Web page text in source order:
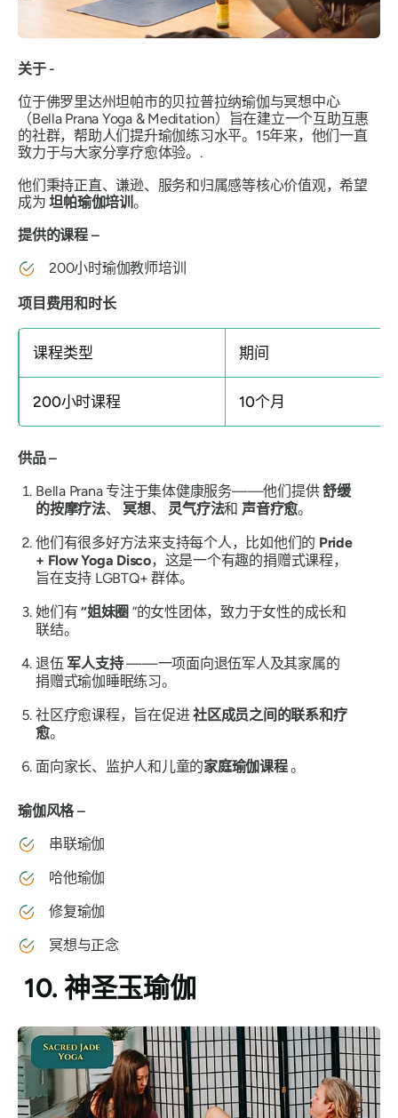
关于 -
位于佛罗里达州坦帕市的贝拉普拉纳瑜伽与冥想中心
（Bella Prana Yoga & Meditation）旨在建立一个互助互惠
的社群，帮助人们提升瑜伽练习水平。15年来，他们一直
致力于与大家分享疗愈体验。.
他们秉持正直、谦逊、服务和归属感等核心价值观，希望
成为坦帕瑜伽培训 。
提供的课程 –
200小时瑜伽教师培训
项目费用和时长
课程类型 期间
200小时课程 10个月
供品 –
Bella Prana 专注于集体健康服务——他们提供舒缓
的按摩疗法、 冥想、 灵气疗法和 声音疗愈。
他们有很多好方法来支持每个人，比如他们的 Pride
+ Flow Yoga Disco，这是一个有趣的捐赠式课程，
旨在支持 LGBTQ+ 群体。
她们有“姐妹圈 ”的女性团体，致力于女性的成长和
联结。
退伍 军人支持——一项面向退伍军人及其家属的
捐赠式瑜伽睡眠练习。
社区疗愈课程，旨在促进社区成员之间的联系和疗
愈。
面向家长、监护人和儿童的家庭瑜伽课程。
瑜伽风格 –
串联瑜伽
哈他瑜伽
修复瑜伽
冥想与正念
10. 神圣玉瑜伽